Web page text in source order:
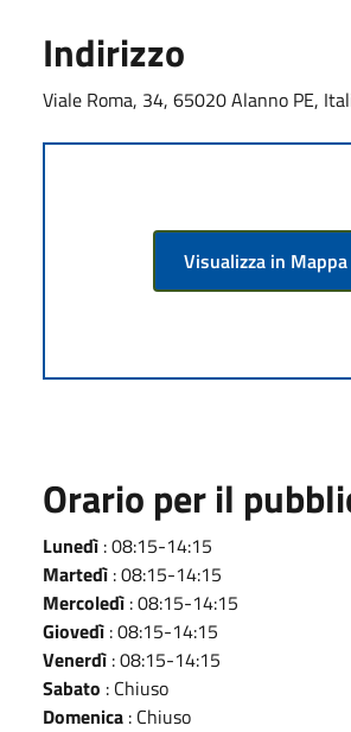
Indirizzo
Viale Roma, 34, 65020 Alanno PE,
Visualizza in Mappa
Orario per il
Lunedì : 08:15-14:15
Martedì : 08:15-14:15
Mercoledì : 08:15-14:15
Giovedì : 08:15-14:15
Venerdì : 08:15-14:15
Sabato : Chiuso
Domenica : Chiuso